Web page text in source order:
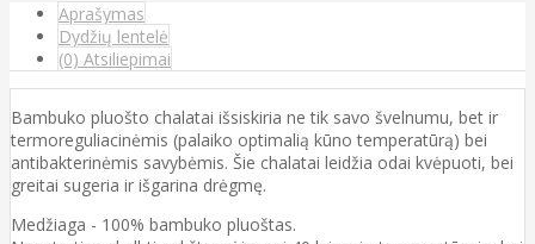
Aprašymas
Dydžių lentelė
(0) Atsiliepimai
Bambuko pluošto chalatai išsiskiria ne tik savo švelnumu, bet ir
termoreguliacinėmis (palaiko optimalią kūno temperatūrą) bei
antibakterinėmis savybėmis. Šie chalatai leidžia odai kvėpuoti, bei
greitai sugeria ir išgarina drėgmę.
Medžiaga - 100% bambuko pluoštas.